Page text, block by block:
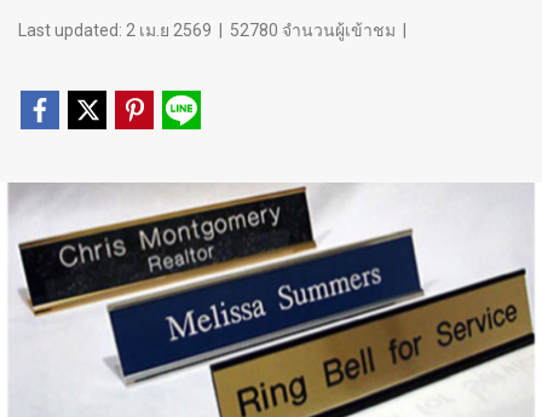
Last updated: 2 เม.ย 2569 52780 จำนวนผู้เข้าชม